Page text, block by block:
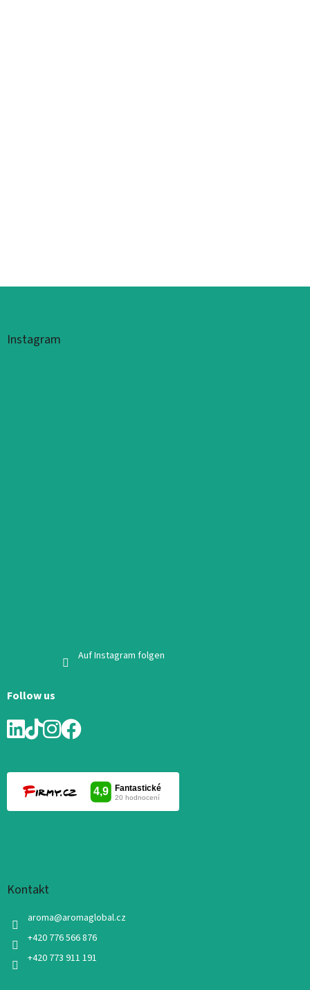
Fußzeile
Instagram
Auf Instagram folgen
Follow us
Kontakt
aroma@aromaglobal.cz
+420 776 566 876
+420 773 911 191